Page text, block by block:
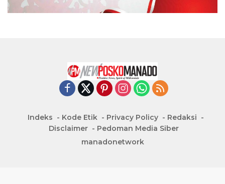
Indeks Kode Etik Privacy Policy
Redaksi
Disclaimer
Pedoman Media Siber
manadonetwork